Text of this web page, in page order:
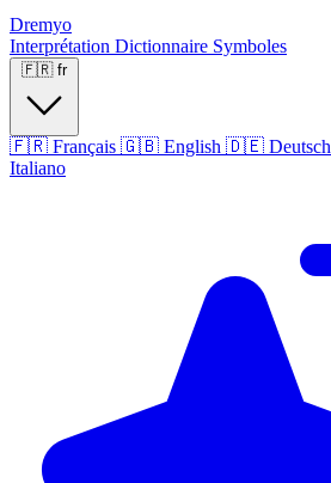
Dremyo
Interprétation Dictionnaire Symboles
🇫🇷 fr
🇫🇷 Français 🇬🇧 English 🇩🇪 Deutsch
Italiano